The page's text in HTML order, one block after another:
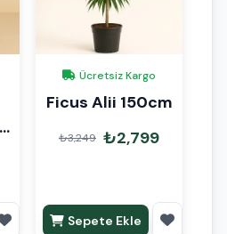
Ücretsiz Kargo
Ficus Alii 150cm
₺3,249 ₺2,799
Sepete Ekle